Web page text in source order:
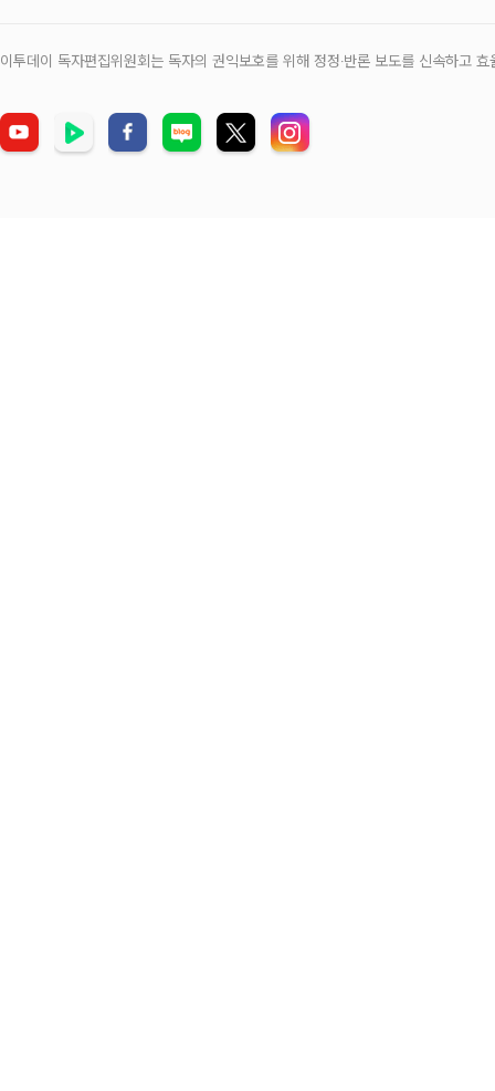
이투데이 독자편집위원회는 독자의 권익보호를 위해 정정‧반론 보도를 신속하고